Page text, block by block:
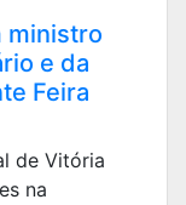
ministro
e da
Feira
de Vitória
na